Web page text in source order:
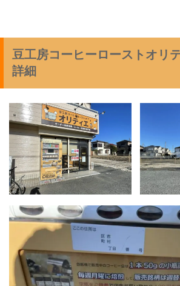
豆工房コーヒーローストオリ
詳細